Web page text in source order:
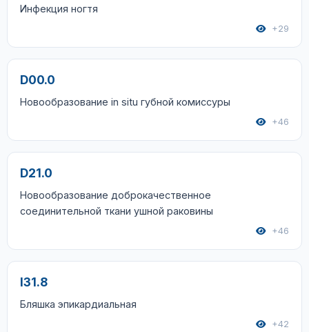
Инфекция ногтя
+29
D00.0
Новообразование in situ губной комиссуры
+46
D21.0
Новообразование доброкачественное
соединительной ткани ушной раковины
+46
I31.8
Бляшка эпикардиальная
+42